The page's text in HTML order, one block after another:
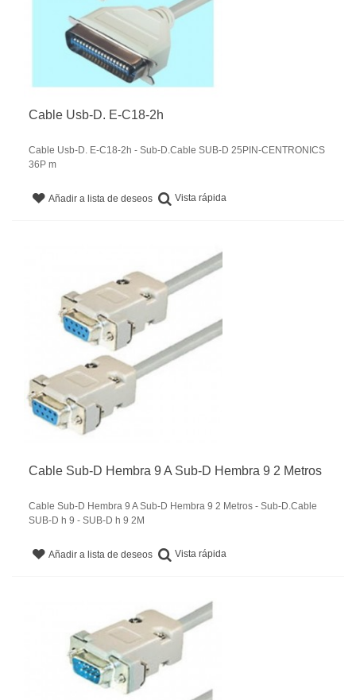
Cable Usb-D. E-C18-2h
Cable Usb-D. E-C18-2h - Sub-D.Cable SUB-D 25PIN-CENTRONICS
36P m
Añadir a lista de deseos Vista rápida
Cable Sub-D Hembra 9 A Sub-D Hembra 9 2 Metros
Cable Sub-D Hembra 9 A Sub-D Hembra 9 2 Metros - Sub-D.Cable
SUB-D h 9 - SUB-D h 9 2M
Añadir a lista de deseos Vista rápida